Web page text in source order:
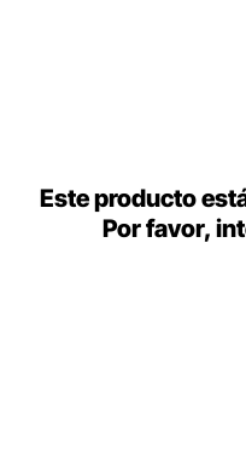
Este producto
Por favor,